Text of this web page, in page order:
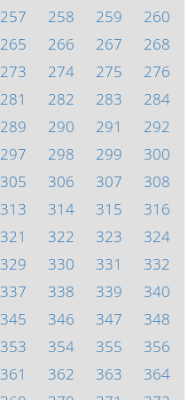
257 258 259
260
265 266 267
268
273 274 275
276
281 282 283
284
289 290 291
292
297 298 299
300
305 306 307
308
313 314 315
316
321 322 323
324
329 330 331
332
337 338 339
340
345 346 347
348
353 354 355
356
361 362 363
364